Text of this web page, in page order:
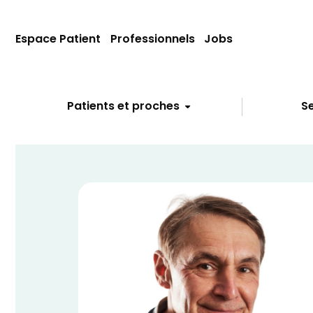
Patients et proches
Espace Patient Professionnels Jobs